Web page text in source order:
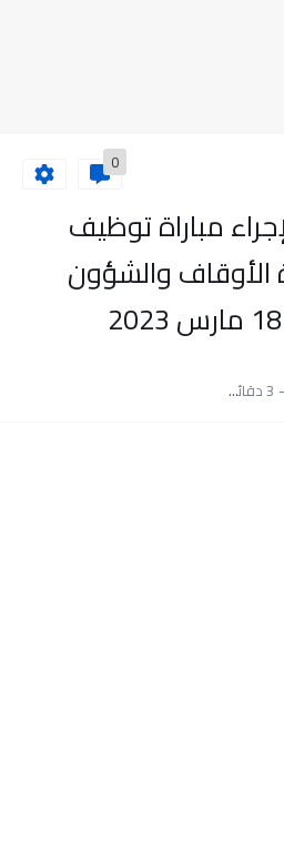
0
مباراة توظيف
الأوقاف والشؤون
3 دقائق للقراءة